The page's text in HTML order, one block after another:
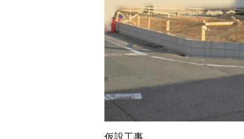
仮設工事